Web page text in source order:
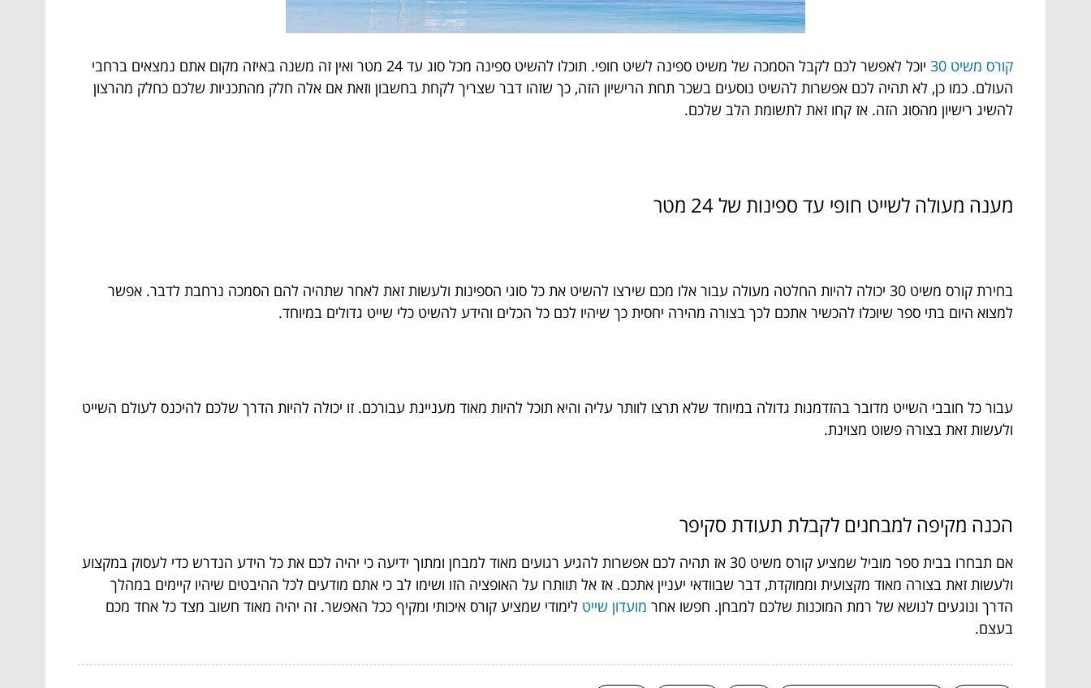
קורס משיט 30
יוכל לאפשר לכם לקבל הסמכה של משיט ספינה לשיט חופי. תוכלו להשיט ספינה מכל סוג עד 24 מטר ואין זה משנה באיזה מקום אתם נמצאים ברחבי
העולם. כמו כן, לא תהיה לכם אפשרות להשיט נוסעים בשכר תחת הרישיון הזה, כך שזהו דבר שצריך לקחת בחשבון וזאת אם אלה חלק מהתכניות שלכם כחלק מהרצון
להשיג רישיון מהסוג הזה. אז קחו זאת לתשומת הלב שלכם.
מענה מעולה לשייט חופי עד ספינות של 24 מטר
בחירת קורס משיט 30 יכולה להיות החלטה מעולה עבור אלו מכם שירצו להשיט את כל סוגי הספינות ולעשות זאת לאחר שתהיה להם הסמכה נרחבת לדבר. אפשר
למצוא היום בתי ספר שיוכלו להכשיר אתכם לכך בצורה מהירה יחסית כך שיהיו לכם כל הכלים והידע להשיט כלי שייט גדולים במיוחד.
עבור כל חובבי השייט מדובר בהזדמנות גדולה במיוחד שלא תרצו לוותר עליה והיא תוכל להיות מאוד מעניינת עבורכם. זו יכולה להיות הדרך שלכם להיכנס לעולם השייט
ולעשות זאת בצורה פשוט מצוינת.
הכנה מקיפה למבחנים לקבלת תעודת סקיפר
אם תבחרו בבית ספר מוביל שמציע קורס משיט 30 אז תהיה לכם אפשרות להגיע רגועים מאוד למבחן ומתוך ידיעה כי יהיה לכם את כל הידע הנדרש כדי לעסוק במקצוע
ולעשות זאת בצורה מאוד מקצועית וממוקדת, דבר שבוודאי יעניין אתכם. אז אל תוותרו על האופציה הזו ושימו לב כי אתם מודעים לכל ההיבטים שיהיו קיימים במהלך
הדרך ונוגעים לנושא של רמת המוכנות שלכם למבחן. חפשו אחר מועדון שייט לימודי שמציע קורס איכותי ומקיף ככל האפשר. זה יהיה מאוד חשוב מצד כל אחד מכם
בעצם.